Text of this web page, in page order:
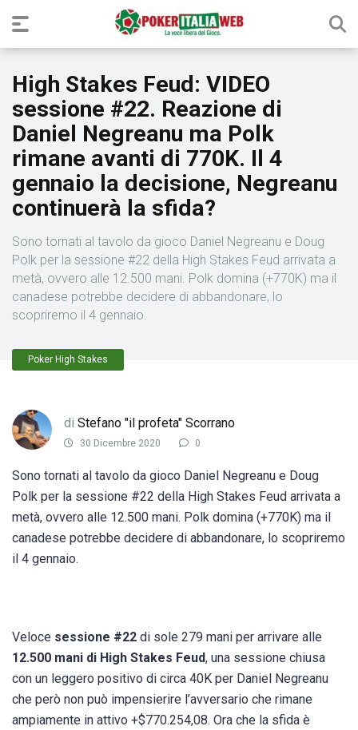
High Stakes Feud: VIDEO
sessione #22. Reazione di
Daniel Negreanu ma Polk
rimane avanti di 770K. Il 4
gennaio la decisione, Negreanu
continuerà la sfida?
Sono tornati al tavolo da gioco Daniel Negreanu e Doug
Polk per la sessione #22 della High Stakes Feud arrivata a
metà, ovvero alle 12.500 mani. Polk domina (+770K) ma il
canadese potrebbe decidere di abbandonare, lo
scopriremo il 4 gennaio.
Poker High Stakes
di Stefano "il profeta" Scorrano
30 Dicembre 2020 0
Sono tornati al tavolo da gioco Daniel Negreanu e Doug
Polk per la sessione #22 della High Stakes Feud arrivata a
metà, ovvero alle 12.500 mani. Polk domina (+770K) ma il
canadese potrebbe decidere di abbandonare, lo scopriremo
il 4 gennaio.
Veloce sessione #22 di sole 279 mani per arrivare alle
12.500 mani di High Stakes Feud, una sessione chiusa
con un leggero positivo di circa 40K per Daniel Negreanu
che però non può impensierire l’avversario che rimane
ampiamente in attivo +$770.254,08. Ora che la sfida è